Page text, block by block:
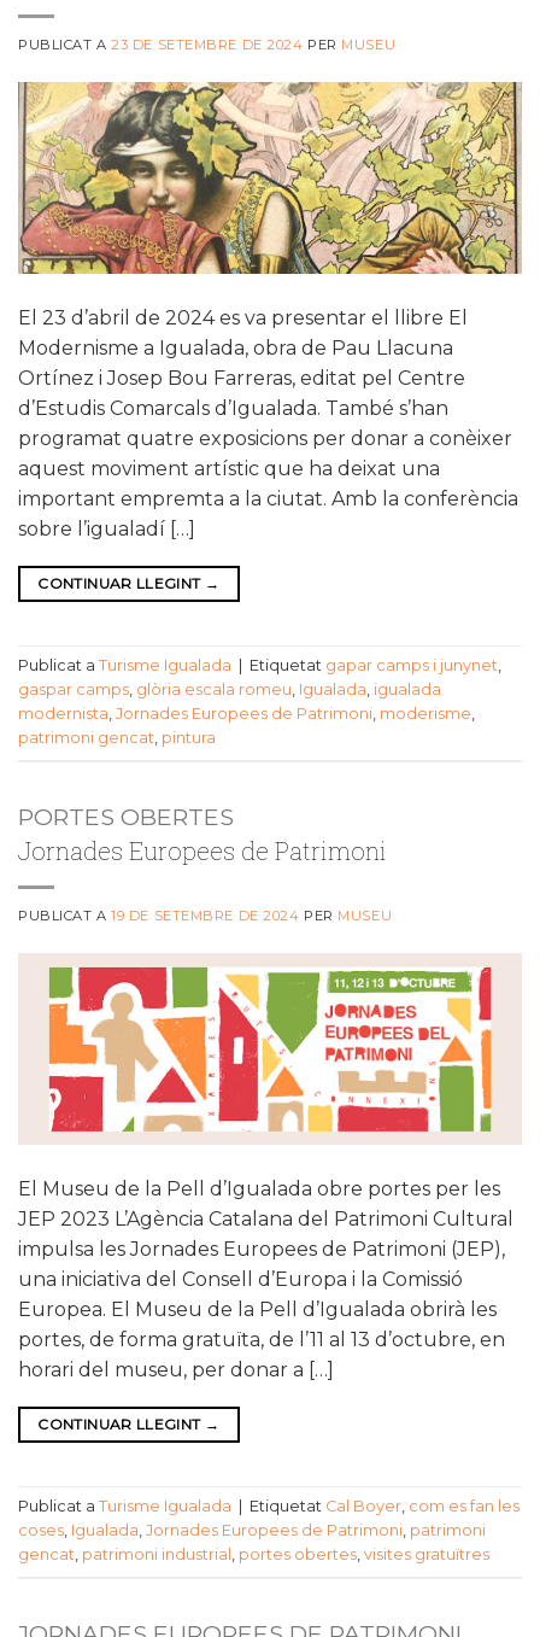
PUBLICAT A23 DE SETEMBRE DE 2024 PER MUSEU
El 23 d’abril de 2024 es va presentar el llibre El
Modernisme a Igualada, obra de Pau Llacuna
Ortínez i Josep Bou Farreras, editat pel Centre
d’Estudis Comarcals d’Igualada. També s’han
programat quatre exposicions per donar a conèixer
aquest moviment artístic que ha deixat una
important empremta a la ciutat. Amb la conferència
sobre l’igualadí […]
CONTINUAR LLEGINT →
Publicat a Turisme Igualada Etiquetat gapar camps i junynet,
gaspar camps, glòria escala romeu, Igualada, igualada
modernista, Jornades Europees de Patrimoni, moderisme,
patrimoni gencat, pintura
PORTES OBERTES
Jornades Europees de Patrimoni
PUBLICAT A19 DE SETEMBRE DE 2024 PER MUSEU
El Museu de la Pell d’Igualada obre portes per les
JEP 2023 L’Agència Catalana del Patrimoni Cultural
impulsa les Jornades Europees de Patrimoni (JEP),
una iniciativa del Consell d’Europa i la Comissió
Europea. El Museu de la Pell d’Igualada obrirà les
portes, de forma gratuïta, de l’11 al 13 d’octubre, en
horari del museu, per donar a […]
CONTINUAR LLEGINT →
Publicat a Turisme Igualada Etiquetat Cal Boyer, com es fan les
coses, Igualada, Jornades Europees de Patrimoni, patrimoni
gencat, patrimoni industrial , portes obertes, visites gratuïtres